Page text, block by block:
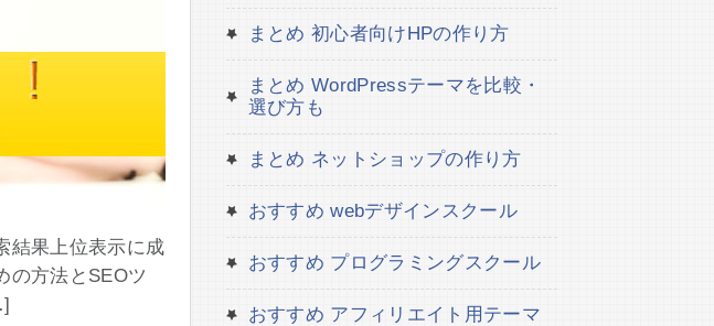
結果上位表示に成
の方法とSEOツ
まとめ 初心者向けHPの作り方
まとめ WordPressテーマを比較・
選び方も
まとめ ネットショップの作り方
おすすめ webデザインスクール
おすすめ プログラミングスクール
おすすめ アフィリエイト用テーマ